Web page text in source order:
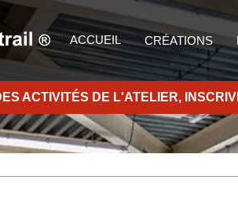
ACCUEIL CRÉATIONS
ACTIVITÉS DE L'ATELIER,